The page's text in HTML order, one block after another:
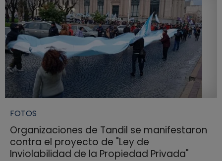
FOTOS
Organizaciones de Tandil se manifestaron
contra el proyecto de "Ley de
Inviolabilidad de la Propiedad Privada"